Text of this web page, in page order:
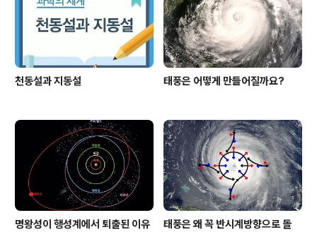
천동설과 지동설 태풍은 어떻게 만들어질까요?
명왕성이 행성계에서 퇴출된 이유
태풍은 왜 꼭 반시계방향으로 돌